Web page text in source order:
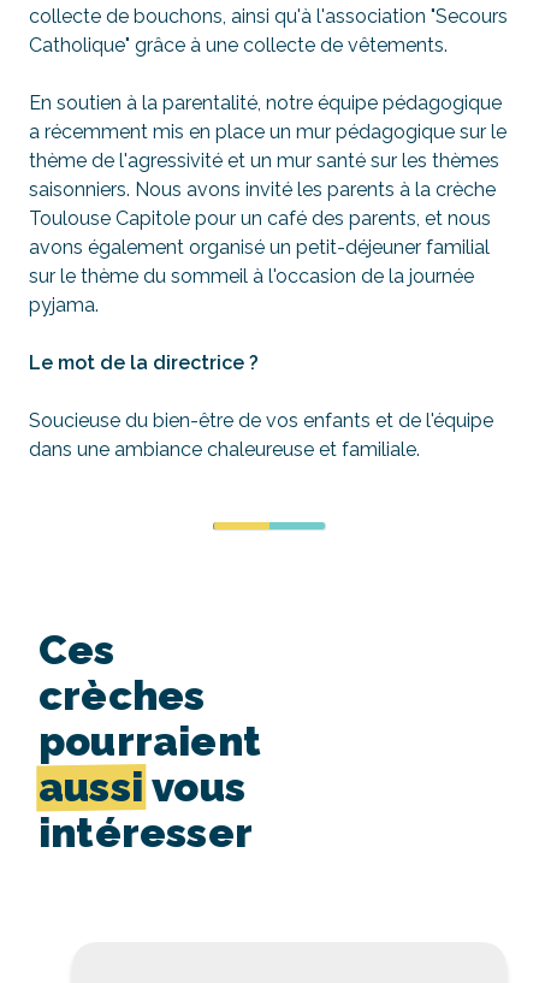
collecte de bouchons, ainsi qu'à l'association "Secours
Catholique" grâce à une collecte de vêtements.
En soutien à la parentalité, notre équipe pédagogique
a récemment mis en place un mur pédagogique sur le
thème de l'agressivité et un mur santé sur les thèmes
saisonniers. Nous avons invité les parents à la crèche
Toulouse Capitole pour un café des parents, et nous
avons également organisé un petit-déjeuner familial
sur le thème du sommeil à l'occasion de la journée
pyjama.
Le mot de la directrice ?
Soucieuse du bien-être de vos enfants et de l'équipe
dans une ambiance chaleureuse et familiale.
Ces
crèches
pourraient
aussi vous
intéresser